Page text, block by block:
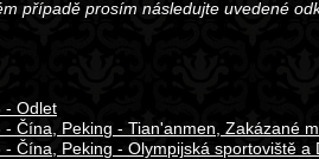
případě prosím následujte uvedené
- Odlet
- Čína, Peking - Tian'anmen, Zakázané
- Čína, Peking - Olympijská sportoviště a